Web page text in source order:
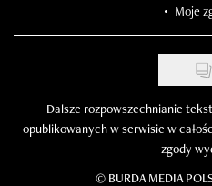
Moje
Dalsze rozpowszechnianie
opublikowanych w serwisie w
zgody
© BURDA MEDIA